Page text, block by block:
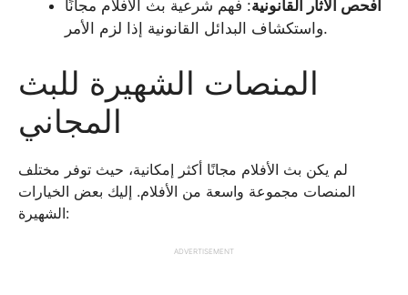
افحص الآثار القانونية: فهم شرعية بث الأفلام مجانًا
واستكشاف البدائل القانونية إذا لزم الأمر.
المنصات الشهيرة للبث
المجاني
لم يكن بث الأفلام مجانًا أكثر إمكانية، حيث توفر مختلف
المنصات مجموعة واسعة من الأفلام. إليك بعض الخيارات
الشهيرة:
ADVERTISEMENT